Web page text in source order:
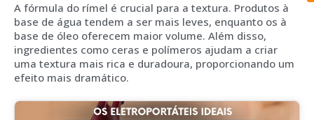
A fórmula do rímel é crucial para a textura. Produtos à
base de água tendem a ser mais leves, enquanto os à
base de óleo oferecem maior volume. Além disso,
ingredientes como ceras e polímeros ajudam a criar
uma textura mais rica e duradoura, proporcionando um
efeito mais dramático.